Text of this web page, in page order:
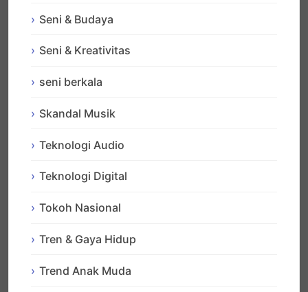
Seni & Budaya
Seni & Kreativitas
seni berkala
Skandal Musik
Teknologi Audio
Teknologi Digital
Tokoh Nasional
Tren & Gaya Hidup
Trend Anak Muda